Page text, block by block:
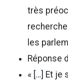
très
les
Réponse
« […] Et je